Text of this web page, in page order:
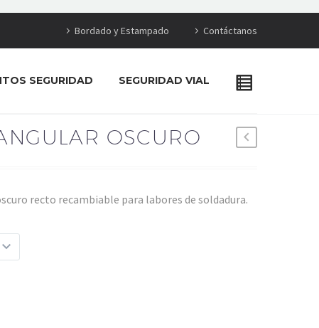
Bordado y Estampado Contáctanos
SEGURIDAD SEGURIDAD VIAL
OSCURO
recto recambiable para labores de soldadura.